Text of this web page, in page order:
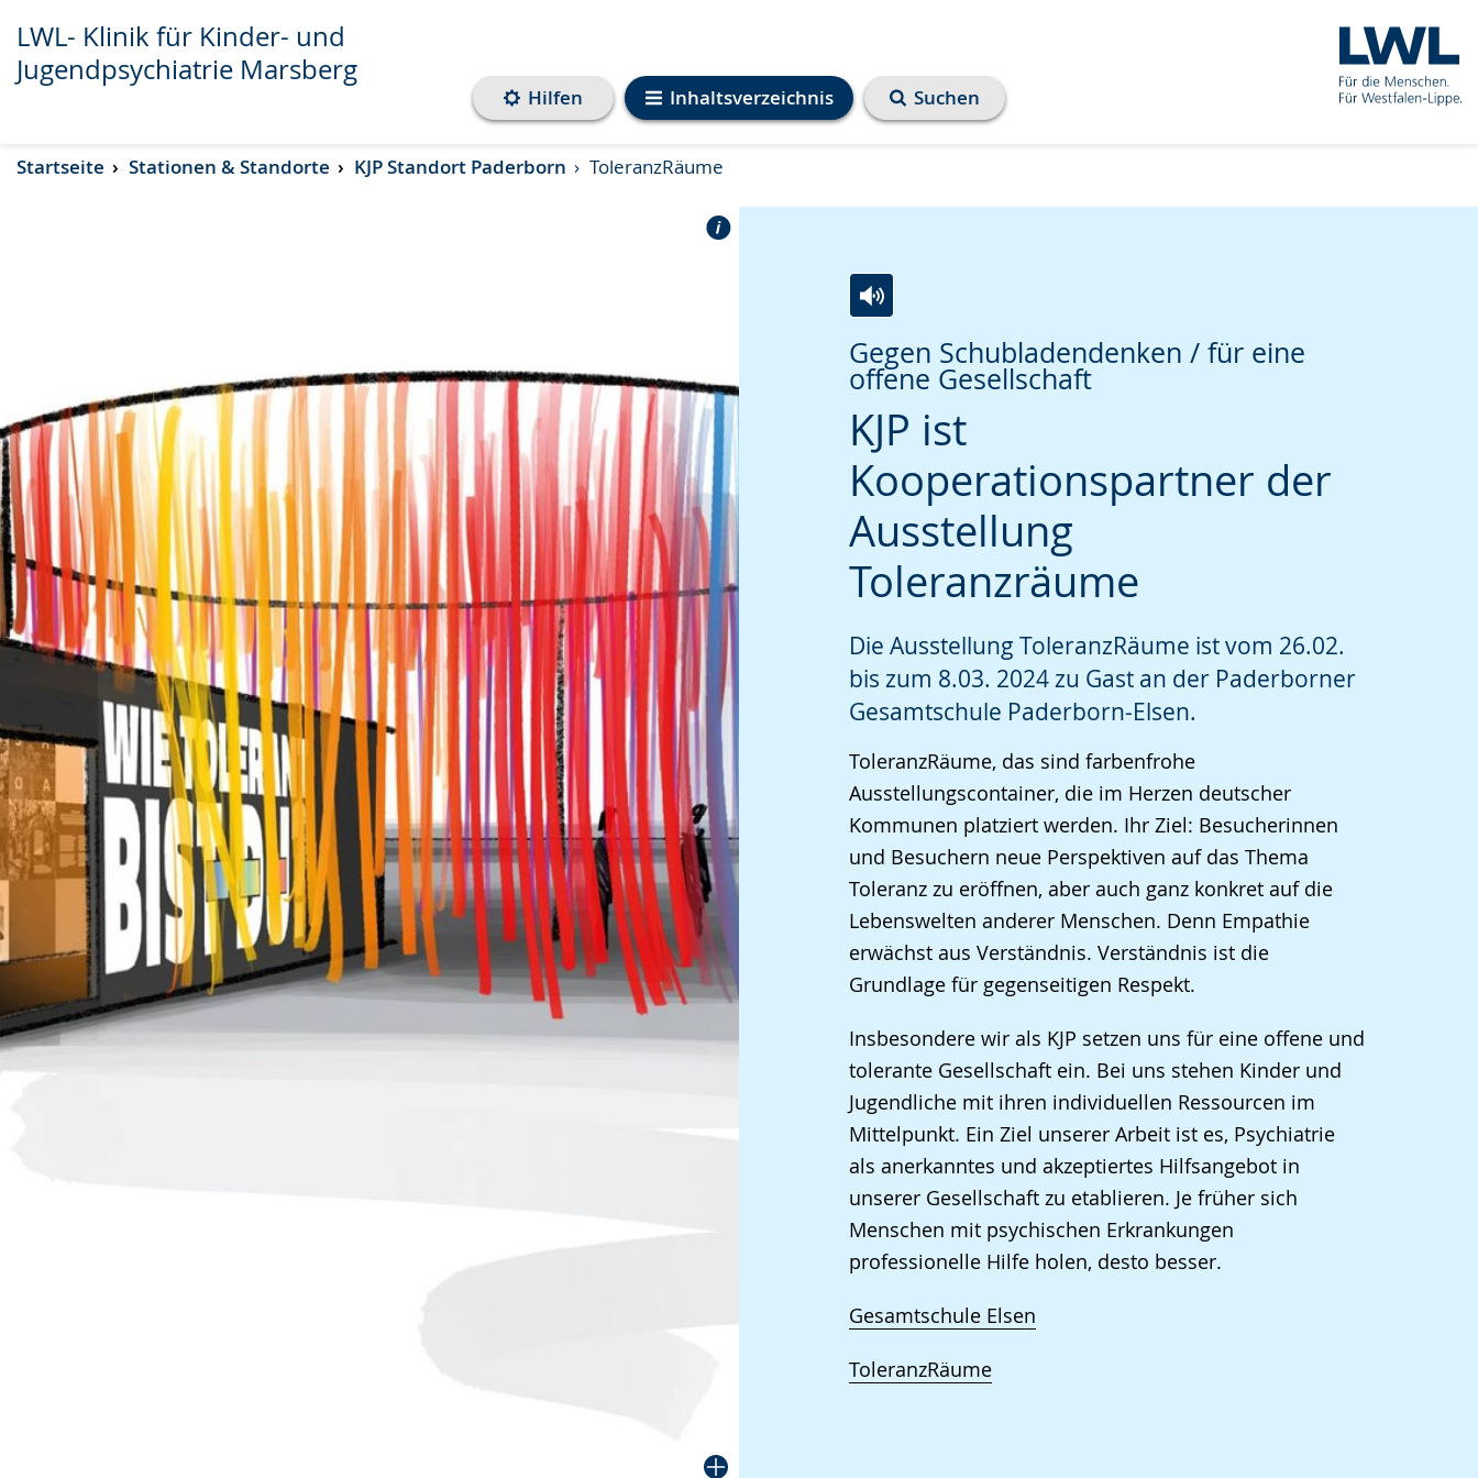
Transkript anzeigen
Abspielen
Pausieren
LWL- Klinik für Kinder- und
Jugendpsychiatrie Marsberg
Inhaltsverzeichnis
Hilfen Suchen
Startseite Stationen & Standorte KJP Standort Paderborn ToleranzRäume
Gegen Schubladendenken / für eine
offene Gesellschaft
KJP ist
Kooperationspartner der
Ausstellung
Toleranzräume
Die Ausstellung ToleranzRäume ist vom 26.02.
bis zum 8.03. 2024 zu Gast an der Paderborner
Gesamtschule Paderborn-Elsen.
ToleranzRäume, das sind farbenfrohe
Ausstellungscontainer, die im Herzen deutscher
Kommunen platziert werden. Ihr Ziel: Besucherinnen
und Besuchern neue Perspektiven auf das Thema
Toleranz zu eröffnen, aber auch ganz konkret auf die
Lebenswelten anderer Menschen. Denn Empathie
erwächst aus Verständnis. Verständnis ist die
Grundlage für gegenseitigen Respekt.
Insbesondere wir als KJP setzen uns für eine offene und
tolerante Gesellschaft ein. Bei uns stehen Kinder und
Jugendliche mit ihren individuellen Ressourcen im
Mittelpunkt. Ein Ziel unserer Arbeit ist es, Psychiatrie
als anerkanntes und akzeptiertes Hilfsangebot in
unserer Gesellschaft zu etablieren. Je früher sich
Menschen mit psychischen Erkrankungen
professionelle Hilfe holen, desto besser.
Gesamtschule Elsen
ToleranzRäume
Leichten
Sprache
wechseln.
Audio-
Unterstützung.
Video
in
Deutscher
Gebärdensprache
wird
angezeigt.